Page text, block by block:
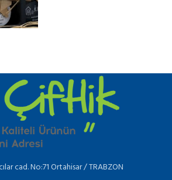
cad. No:71 Ortahisar / TRABZON